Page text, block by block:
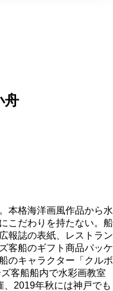
舟
本格海洋画風作品から水
こだわりを持たない。船
報誌の表紙、レストラン
客船のギフト商品パッケ
のキャラクター「クルボ
客船船内で水彩画教室
2019年秋には神戸でも